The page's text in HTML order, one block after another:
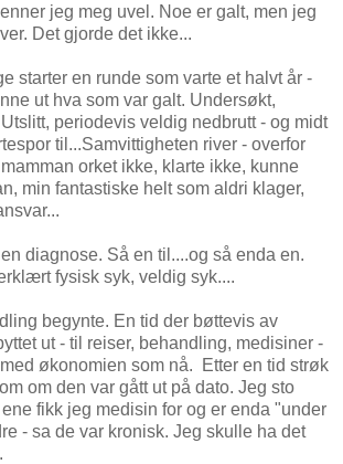
jeg meg uvel. Noe er galt, men jeg
Det gjorde det ikke...
starter en runde som varte et halvt år -
ut hva som var galt. Undersøkt,
periodevis veldig nedbrutt - og midt
til...Samvittigheten river - overfor
orket ikke, klarte ikke, kunne
min fantastiske helt som aldri klager,
diagnose. Så en til....og så enda en.
fysisk syk, veldig syk....
begynte. En tid der bøttevis av
ut - til reiser, behandling, medisiner -
økonomien som nå. Etter en tid strøk
om den var gått ut på dato. Jeg sto
fikk jeg medisin for og er enda "under
- sa de var kronisk. Jeg skulle ha det